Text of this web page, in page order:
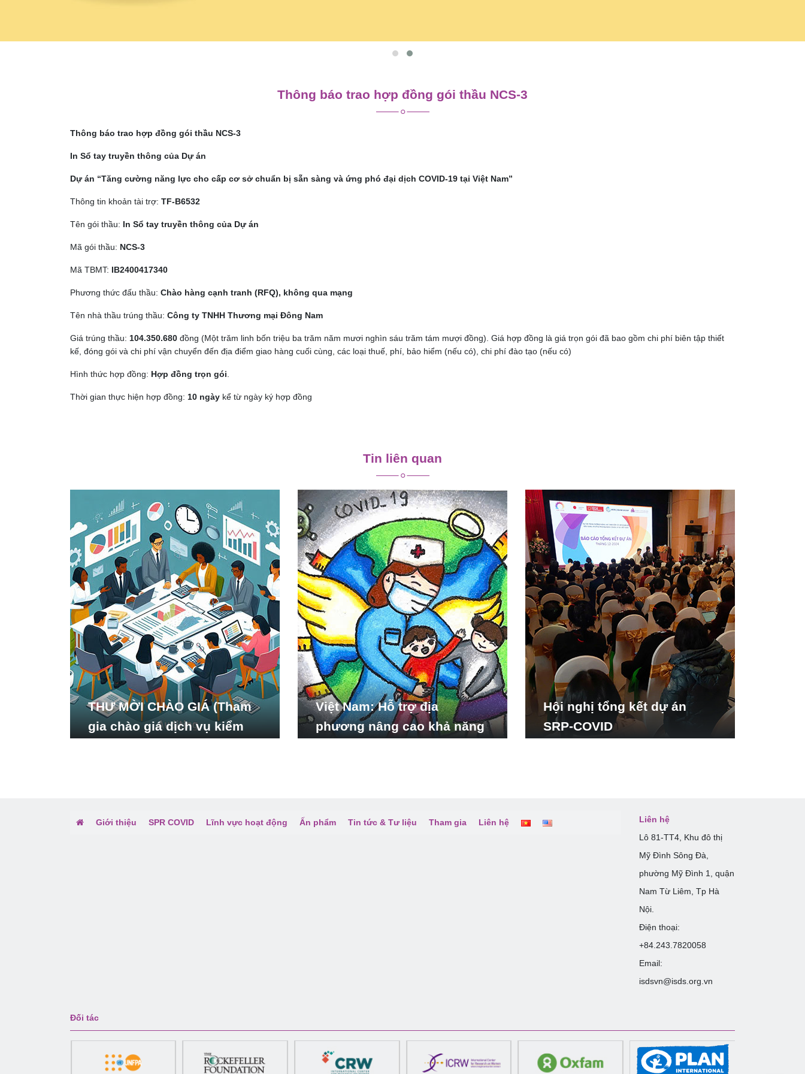
Thông báo trao hợp đồng gói thầu NCS-3
Thông báo trao hợp đồng gói thầu NCS-3
In Sổ tay truyền thông của Dự án
Dự án “Tăng cường năng lực cho cấp cơ sở chuẩn bị sẵn sàng và ứng phó đại dịch COVID-19 tại Việt Nam”
Thông tin khoản tài trợ: TF-B6532
Tên gói thầu: In Sổ tay truyền thông của Dự án
Mã gói thầu: NCS-3
Mã TBMT: IB2400417340
Phương thức đấu thầu: Chào hàng cạnh tranh (RFQ), không qua mạng
Tên nhà thầu trúng thầu: Công ty TNHH Thương mại Đông Nam
Giá trúng thầu: 104.350.680 đồng (Một trăm linh bốn triệu ba trăm năm mươi nghìn sáu trăm tám mượi đồng). Giá hợp đồng là giá trọn gói đã bao gồm chi phí biên tập thiết
kế, đóng gói và chi phí vận chuyển đến địa điểm giao hàng cuối cùng, các loại thuế, phí, bảo hiểm (nếu có), chi phí đào tạo (nếu có)
Hình thức hợp đồng: Hợp đồng trọn gói.
Thời gian thực hiện hợp đồng: 10 ngày kể từ ngày ký hợp đồng
viết
Tin liên quan
THƯ MỜI CHÀO GIÁ (Tham
gia chào giá dịch vụ kiểm
Việt Nam: Hỗ trợ địa
phương nâng cao khả năng
Hội nghị tổng kết dự án
SRP-COVID
Giới thiệu SPR COVID Lĩnh vực hoạt động Ấn phẩm Tin tức & Tư liệu Tham gia Liên hệ
Liên hệ
Lô 81-TT4, Khu đô thị
Mỹ Đình Sông Đà,
phường Mỹ Đình 1, quận
Nam Từ Liêm, Tp Hà
Nội.
Điện thoại:
+84.243.7820058
Email:
isdsvn@isds.org.vn
Đối tác